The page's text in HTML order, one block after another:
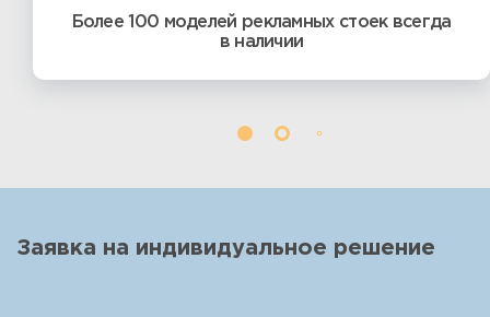
Более 100 моделей рекламных стоек всегда
в наличии
Заявка на индивидуальное решение